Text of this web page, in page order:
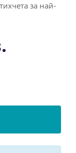
за най-